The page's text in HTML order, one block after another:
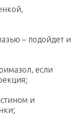
– подойдет и
если
и